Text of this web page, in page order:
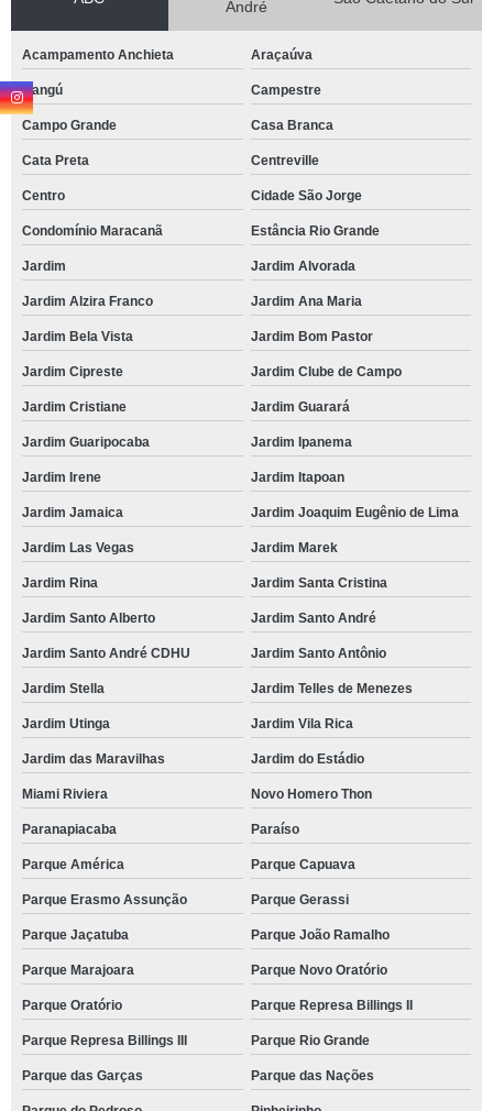
André
Acampamento Anchieta Araçaúva
Bangú Campestre
Campo Grande Casa Branca
Cata Preta Centreville
Centro Cidade São Jorge
Condomínio Maracanã Estância Rio Grande
Jardim Jardim Alvorada
Jardim Alzira Franco Jardim Ana Maria
Jardim Bela Vista Jardim Bom Pastor
Jardim Cipreste Jardim Clube de Campo
Jardim Cristiane Jardim Guarará
Jardim Guaripocaba Jardim Ipanema
Jardim Irene Jardim Itapoan
Jardim Jamaica Jardim Joaquim Eugênio de Lima
Jardim Las Vegas Jardim Marek
Jardim Rina Jardim Santa Cristina
Jardim Santo Alberto Jardim Santo André
Jardim Santo André CDHU Jardim Santo Antônio
Jardim Stella Jardim Telles de Menezes
Jardim Utinga Jardim Vila Rica
Jardim das Maravilhas Jardim do Estádio
Miami Riviera Novo Homero Thon
Paranapiacaba Paraíso
Parque América Parque Capuava
Parque Erasmo Assunção Parque Gerassi
Parque Jaçatuba Parque João Ramalho
Parque Marajoara Parque Novo Oratório
Parque Oratório Parque Represa Billings II
Parque Represa Billings III Parque Rio Grande
Parque das Garças Parque das Nações